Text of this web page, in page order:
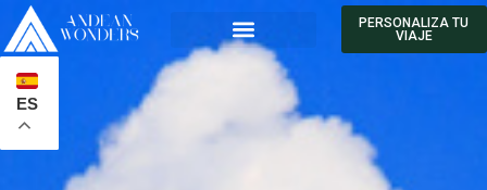
PERSONALIZA TU
VIAJE
ES